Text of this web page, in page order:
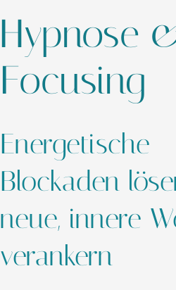
Hypnose
Focusing
Energetische
Blockaden
neue, innere
verankern